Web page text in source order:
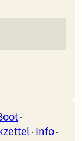
·
· Info·